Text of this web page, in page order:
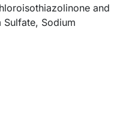
and
Sodium